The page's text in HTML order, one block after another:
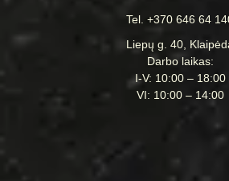
Tel. +370 646 64
Liepų g. 40,
Darbo laikas:
I-V: 10:00 – 18:00
VI: 10:00 – 14:00